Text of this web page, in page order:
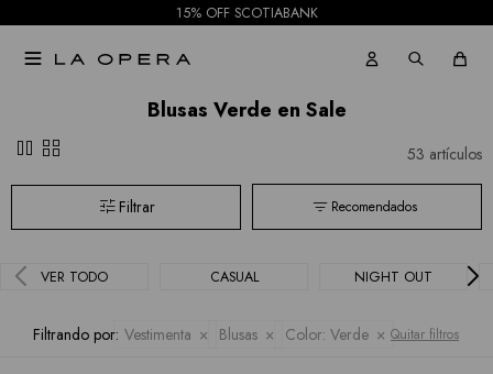
15% OFF SCOTIABANK

Blusas Verde en Sale
pause grid_view 53 artículos
Recomendados
VER TODO CASUAL NIGHT OUT
Filtrando por: Vestimenta Blusas Color: Verde Quitar filtros